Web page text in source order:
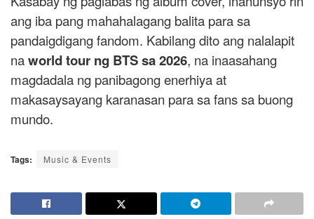
ang iba pang mahahalagang balita para sa
pandaigdigang fandom. Kabilang dito ang nalalapit
naworld tour ng BTS sa 2026, na inaasahang
magdadala ng panibagong enerhiya at
makasaysayang karanasan para sa fans sa buong
mundo.
Tags: Music & Events